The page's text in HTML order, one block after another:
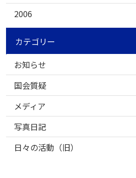
2006
カテゴリー
お知らせ
国会質疑
メディア
写真日記
日々の活動（旧）